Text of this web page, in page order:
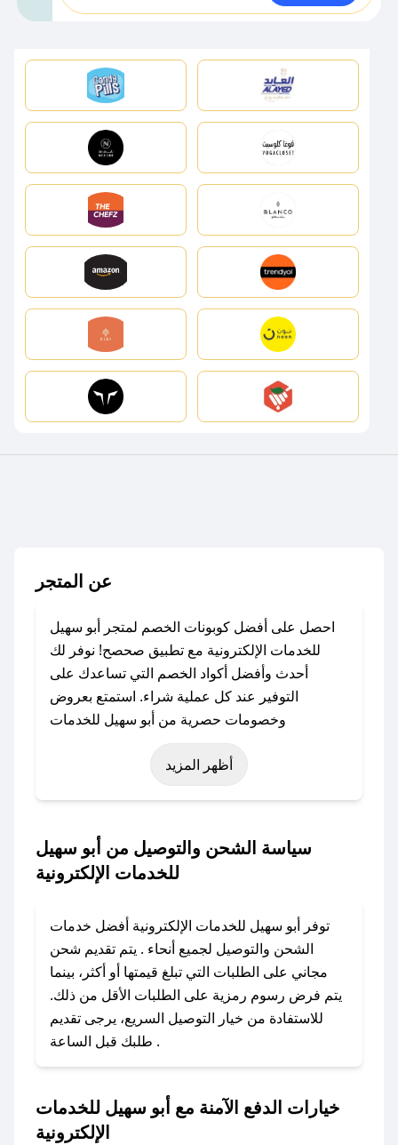
عن المتجر
احصل على أفضل كوبونات الخصم لمتجر أبو سهيل
للخدمات الإلكترونية مع تطبيق صحصح! نوفر لك
أحدث وأفضل أكواد الخصم التي تساعدك على
التوفير عند كل عملية شراء. استمتع بعروض
وخصومات حصرية من أبو سهيل للخدمات
الإلكترونية طوال العام، سواءً في المناسبات مثل
عيد الفطر، عيد الأضحى، الجمعة البيضاء (شهر
نوفمبر)، رمضان، اليوم الوطني، يوم التأسيس، أو
### كيف تحصل على كود خصم من أبو سهيل
للخدمات الإلكترونية؟
كود خصم أبو سهيل للخدمات الإلكترونية. وفي حال
عدم توفر الكوبون، تواصل معنا عبر تويتر أو البريد
الإلكتروني لإضافته بسرعة.
### كيفية استخدام كود خصم أبو سهيل للخدمات
الإلكترونية؟
1. انسخ كود الخصم من تطبيق صحصح.
للخدمات الإلكترونية.
أظهر المزيد
سياسة الشحن والتوصيل من أبو سهيل
للخدمات الإلكترونية
توفر أبو سهيل للخدمات الإلكترونية أفضل خدمات
الشحن والتوصيل لجميع أنحاء . يتم تقديم شحن
مجاني على الطلبات التي تبلغ قيمتها أو أكثر، بينما
يتم فرض رسوم رمزية على الطلبات الأقل من ذلك.
للاستفادة من خيار التوصيل السريع، يرجى تقديم
طلبك قبل الساعة .
خيارات الدفع الآمنة مع أبو سهيل للخدمات
الإلكترونية